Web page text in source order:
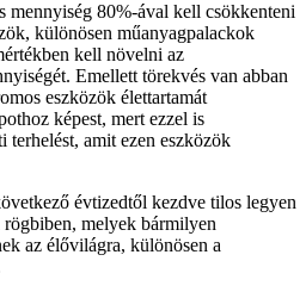
mennyiség 80%-ával kell csökkenteni
különösen műanyagpalackok
kell növelni az
Emellett törekvés van abban
eszközök élettartamát
képest, mert ezzel is
terhelést, amit ezen eszközök
évtizedtől kezdve tilos legyen
melyek bármilyen
az élővilágra, különösen a